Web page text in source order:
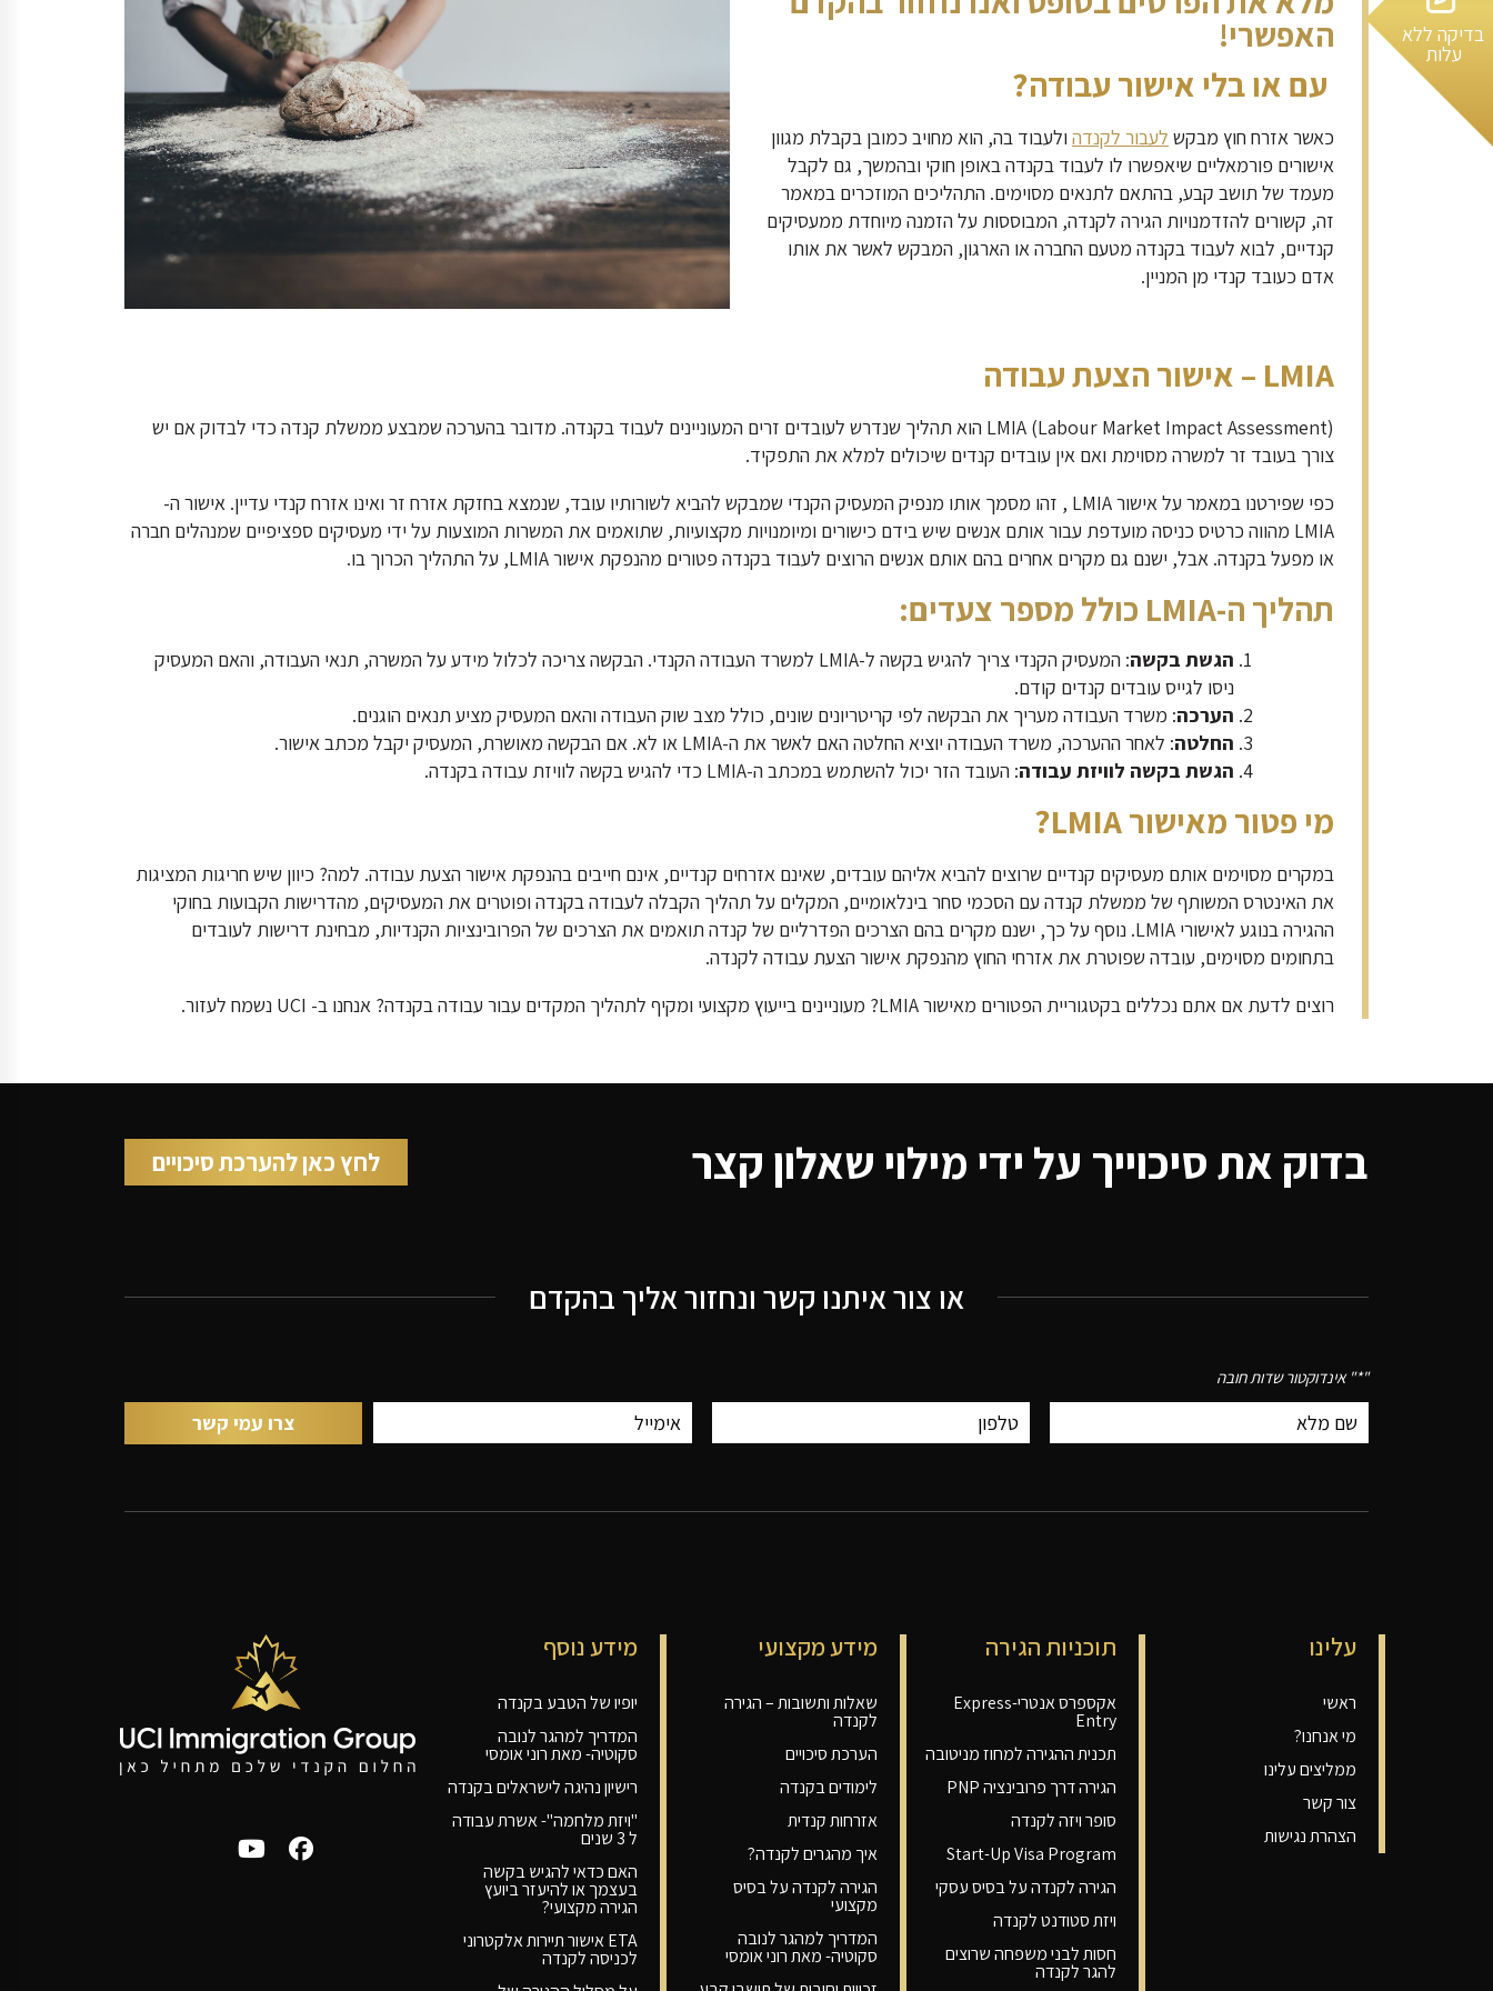
בדיקה ללא
עלות
האפשרי!
עם או בלי אישור עבודה?
כאשר אזרח חוץ מבקש לעבור לקנדהולעבוד בה, הוא מחויב כמובן בקבלת מגוון
אישורים פורמאליים שיאפשרו לו לעבוד בקנדה באופן חוקי ובהמשך, גם לקבל
מעמד של תושב קבע, בהתאם לתנאים מסוימים. התהליכים המוזכרים במאמר
זה, קשורים להזדמנויות הגירה לקנדה, המבוססות על הזמנה מיוחדת ממעסיקים
קנדיים, לבוא לעבוד בקנדה מטעם החברה או הארגון, המבקש לאשר את אותו
אדם כעובד קנדי מן המניין.
LMIA – אישור הצעת עבודה
LMIA (Labour Market Impact Assessment) הוא תהליך שנדרש לעובדים זרים המעוניינים לעבוד בקנדה. מדובר בהערכה שמבצע ממשלת קנדה כדי לבדוק אם יש
צורך בעובד זר למשרה מסוימת ואם אין עובדים קנדים שיכולים למלא את התפקיד.
כפי שפירטנו במאמר על אישור LMIA , זהו מסמך אותו מנפיק המעסיק הקנדי שמבקש להביא לשורותיו עובד, שנמצא בחזקת אזרח זר ואינו אזרח קנדי עדיין. אישור ה-
LMIA מהווה כרטיס כניסה מועדפת עבור אותם אנשים שיש בידם כישורים ומיומנויות מקצועיות, שתואמים את המשרות המוצעות על ידי מעסיקים ספציפיים שמנהלים חברה
או מפעל בקנדה. אבל, ישנם גם מקרים אחרים בהם אותם אנשים הרוצים לעבוד בקנדה פטורים מהנפקת אישור LMIA, על התהליך הכרוך בו.
תהליך ה-LMIA כולל מספר צעדים:
הגשת בקשה
: המעסיק הקנדי צריך להגיש בקשה ל-LMIA למשרד העבודה הקנדי. הבקשה צריכה לכלול מידע על המשרה, תנאי העבודה, והאם המעסיק
ניסו לגייס עובדים קנדים קודם.
הערכה: משרד העבודה מעריך את הבקשה לפי קריטריונים שונים, כולל מצב שוק העבודה והאם המעסיק מציע תנאים הוגנים.
החלטה: לאחר ההערכה, משרד העבודה יוציא החלטה האם לאשר את ה-LMIA או לא. אם הבקשה מאושרת, המעסיק יקבל מכתב אישור.
הגשת בקשה לוויזת עבודה: העובד הזר יכול להשתמש במכתב ה-LMIA כדי להגיש בקשה לוויזת עבודה בקנדה.
מי פטור מאישור LMIA?
במקרים מסוימים אותם מעסיקים קנדיים שרוצים להביא אליהם עובדים, שאינם אזרחים קנדיים, אינם חייבים בהנפקת אישור הצעת עבודה. למה? כיוון שיש חריגות המציגות
את האינטרס המשותף של ממשלת קנדה עם הסכמי סחר בינלאומיים, המקלים על תהליך הקבלה לעבודה בקנדה ופוטרים את המעסיקים, מהדרישות הקבועות בחוקי
ההגירה בנוגע לאישורי LMIA. נוסף על כך, ישנם מקרים בהם הצרכים הפדרליים של קנדה תואמים את הצרכים של הפרובינציות הקנדיות, מבחינת דרישות לעובדים
בתחומים מסוימים, עובדה שפוטרת את אזרחי החוץ מהנפקת אישור הצעת עבודה לקנדה.
רוצים לדעת אם אתם נכללים בקטגוריית הפטורים מאישור LMIA? מעוניינים בייעוץ מקצועי ומקיף לתהליך המקדים עבור עבודה בקנדה? אנחנו ב- UCI נשמח לעזור.
בדוק את סיכוייך על ידי מילוי שאלון קצר לחץ כאן להערכת סיכויים
או צור איתנו קשר ונחזור אליך בהקדם
"
*" אינדוקטור שדות חובה
עלינו
ראשי
מי אנחנו?
ממליצים עלינו
צור קשר
הצהרת נגישות
תוכניות הגירה
אקספרס אנטרי-Express
Entry
תכנית ההגירה למחוז מניטובה
הגירה דרך פרובינציה PNP
סופר ויזה לקנדה
Start-Up Visa Program
הגירה לקנדה על בסיס עסקי
ויזת סטודנט לקנדה
חסות לבני משפחה שרוצים
להגר לקנדה
מידע מקצועי
שאלות ותשובות – הגירה
לקנדה
הערכת סיכויים
לימודים בקנדה
אזרחות קנדית
איך מהגרים לקנדה?
הגירה לקנדה על בסיס
מקצועי
המדריך למהגר לנובה
סקוטיה- מאת רוני אומסי
מידע נוסף
יופיו של הטבע בקנדה
המדריך למהגר לנובה
סקוטיה- מאת רוני אומסי
רישיון נהיגה לישראלים בקנדה
"ויזת מלחמה"- אשרת עבודה
ל 3 שנים
האם כדאי להגיש בקשה
בעצמך או להיעזר ביועץ
הגירה מקצועי?
ETA אישור תיירות אלקטרוני
לכניסה לקנדה